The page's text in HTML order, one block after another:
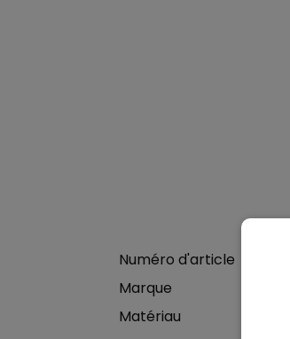
Numéro d'article
Marque
Matériau